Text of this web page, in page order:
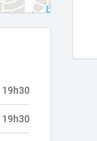
19h30
19h30